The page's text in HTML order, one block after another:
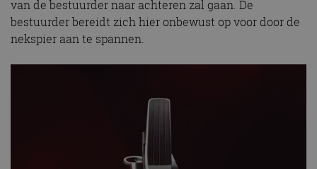
van de bestuurder naar achteren zal gaan. De
bestuurder bereidt zich hier onbewust op voor door de
nekspier aan te spannen.